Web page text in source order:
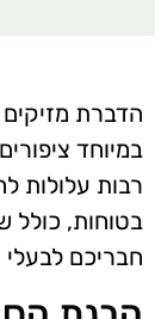
הדברת
במיוחד
רבות עלולות
בטוחות, כולל
חבריכם לבעלי